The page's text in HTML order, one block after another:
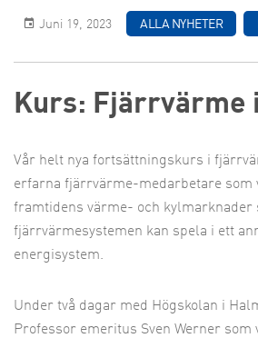
Juni 19, 2023 ALLA NYHETER
Kurs: Fjärrvärme
Vår helt nya fortsättningskurs i
erfarna fjärrvärme-medarbetare som
framtidens värme- och kylmarknader
fjärrvärmesystemen kan spela i ett
energisystem.
Under två dagar med Högskolan i
Professor emeritus Sven Werner